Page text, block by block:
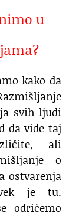
u
kako da
svih ljudi
da vide taj
ali
o
ostvarenja
je tu.
odričemo